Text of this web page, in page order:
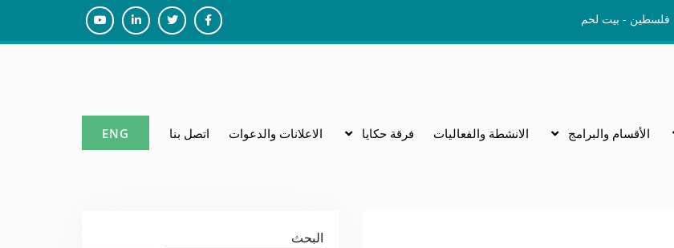
فلسطين - بيت لحم
Facebook
Twiter
Linkedin
Youtube
الأقسام والبرامج الانشطة والفعاليات فرقة حكايا الاعلانات والدعوات اتصل بنا ENG
البحث